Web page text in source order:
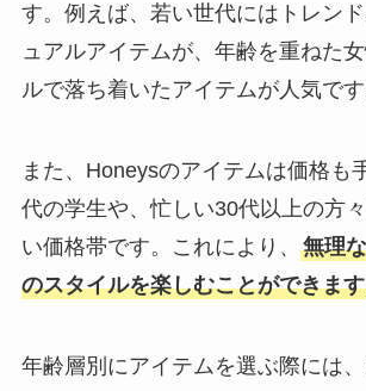
す。例えば、若い世代にはトレン
ュアルアイテムが、年齢を重ねた
ルで落ち着いたアイテムが人気です
また、Honeysのアイテムは価格も
代の学生や、忙しい30代以上の方
い価格帯です。これにより、 無理
のスタイルを楽しむことができます
年齢層別にアイテムを選ぶ際には